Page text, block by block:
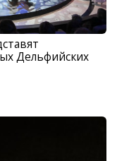
Дельфийских